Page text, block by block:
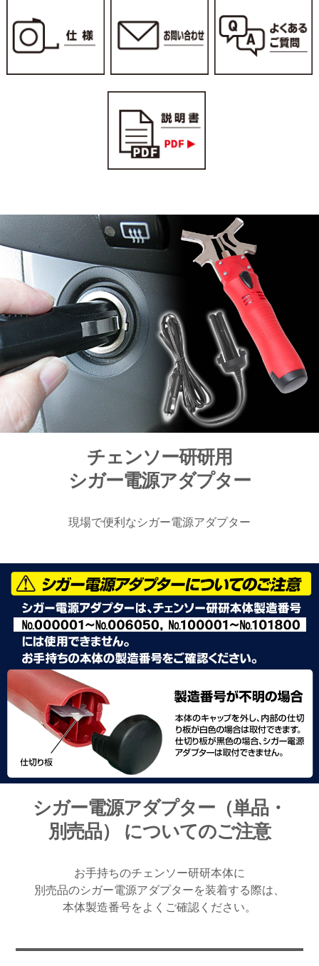
チェンソー研研用
シガー電源アダプター
現場で便利なシガー電源アダプター
シガー電源アダプター（単品・
別売品） についてのご注意
お手持ちのチェンソー研研本体に
別売品のシガー電源アダプターを装着する際は、
本体製造番号をよくご確認ください。